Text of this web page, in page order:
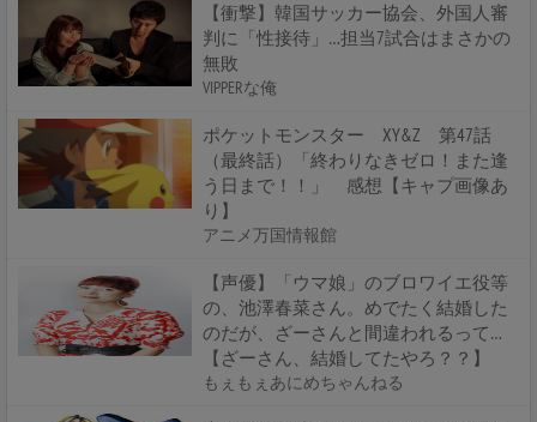
【衝撃】韓国サッカー協会、外国人審
判に「性接待」…担当7試合はまさかの
無敗
VIPPERな俺
ポケットモンスター XY&Z 第47話
（最終話）「終わりなきゼロ！また逢
う日まで！！」 感想【キャプ画像あ
り】
アニメ万国情報館
【声優】「ウマ娘」のブロワイエ役等
の、池澤春菜さん。めでたく結婚した
のだが、ざーさんと間違われるって…
【ざーさん、結婚してたやろ？？】
もぇもぇあにめちゃんねる